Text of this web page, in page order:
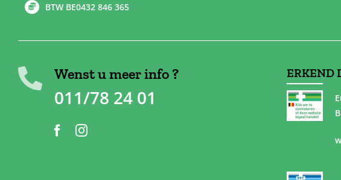
BTW BE0432 846 365
Wenst u meer info ?
011/78 24 01
ERKEND